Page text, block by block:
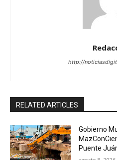
http://
RELATED ARTICLES
Gobierno
Puente